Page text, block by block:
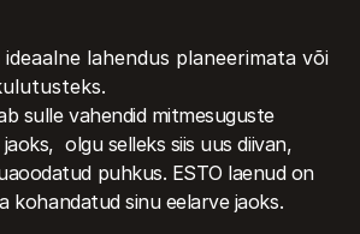
lahendus planeerimata või
sulle vahendid mitmesuguste
olgu selleks siis uus diivan,
puhkus. ESTO laenud on
kohandatud sinu eelarve jaoks.